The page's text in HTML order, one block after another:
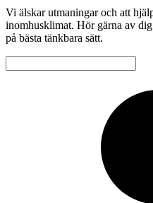
Vi älskar utmaningar och att
inomhusklimat. Hör gärna av
på bästa tänkbara sätt.